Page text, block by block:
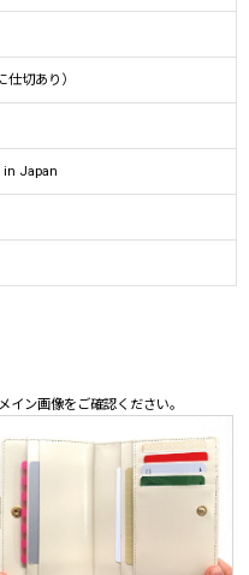
仕切あり）
in Japan
イン画像をご確認ください。